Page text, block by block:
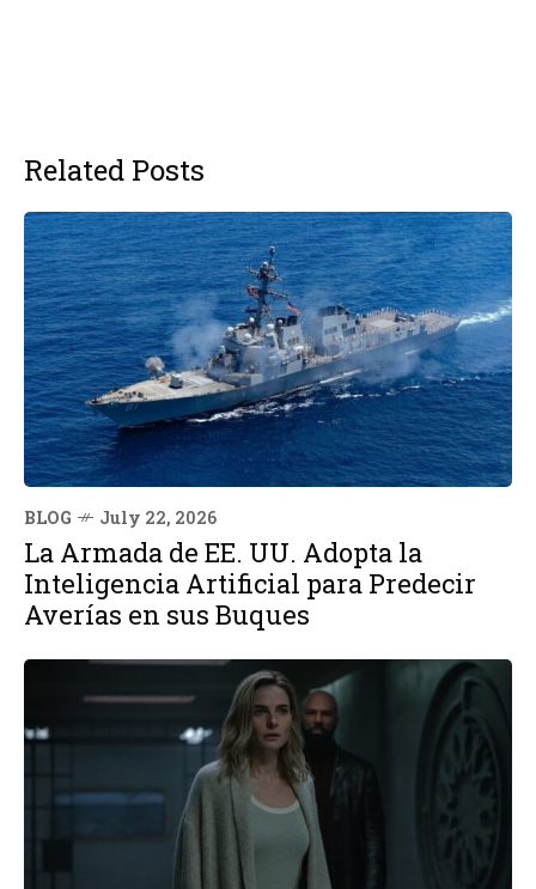
Related Posts
BLOG July 22, 2026
La Armada de EE. UU. Adopta la
Inteligencia Artificial para Predecir
Averías en sus Buques